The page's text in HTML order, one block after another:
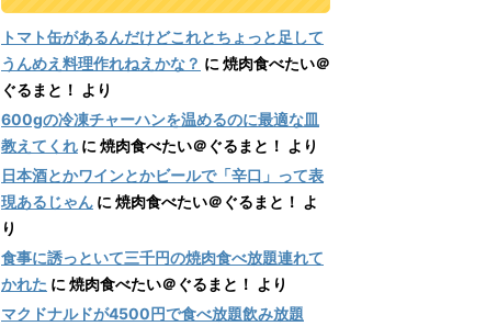
トマト缶があるんだけどこれとちょっと足して
うんめえ料理作れねえかな？ に 焼肉食べたい＠
ぐるまと！ より
600gの冷凍チャーハンを温めるのに最適な皿
教えてくれ に 焼肉食べたい＠ぐるまと！ より
日本酒とかワインとかビールで「辛口」って表
現あるじゃん に 焼肉食べたい＠ぐるまと！ よ
り
食事に誘っといて三千円の焼肉食べ放題連れて
かれた に 焼肉食べたい＠ぐるまと！ より
マクドナルドが4500円で食べ放題飲み放題